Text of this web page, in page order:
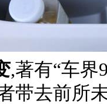
,著有“车界
带去前所